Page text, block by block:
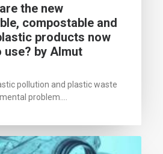
the new
compostable and
products now
use? by Almut
pollution and plastic waste
problem.…